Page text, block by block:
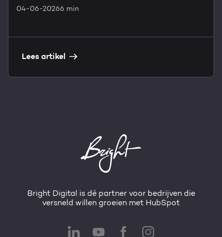
04-06-20266 min
Lees artikel
Bright Digital is dé partner voor bedrijven die
versneld willen groeien met HubSpot